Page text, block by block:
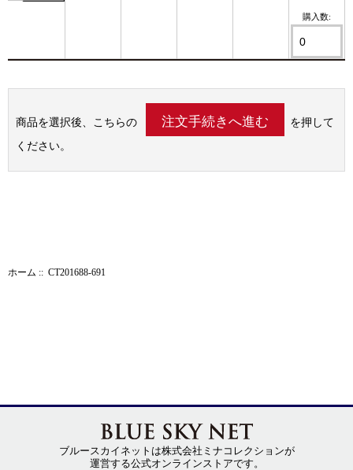
購入数:
商品を選択後、こちらの
を押して
ください。
ホーム :: CT201688-691
ブルースカイネットは株式会社ミナコレクションが
運営する公式オンラインストアです。